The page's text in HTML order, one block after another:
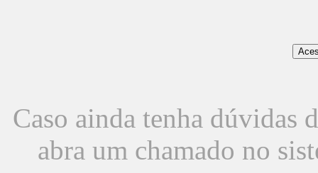
Caso ainda tenha dúvidas
abra um chamado no